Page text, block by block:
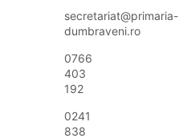
secretariat@primaria-
dumbraveni.ro
0766
403
192
0241
838